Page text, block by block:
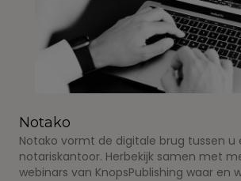
Notako
Notako vormt de digitale brug tussen u
notariskantoor. Herbekijk samen met
webinars van KnopsPublishing waar en